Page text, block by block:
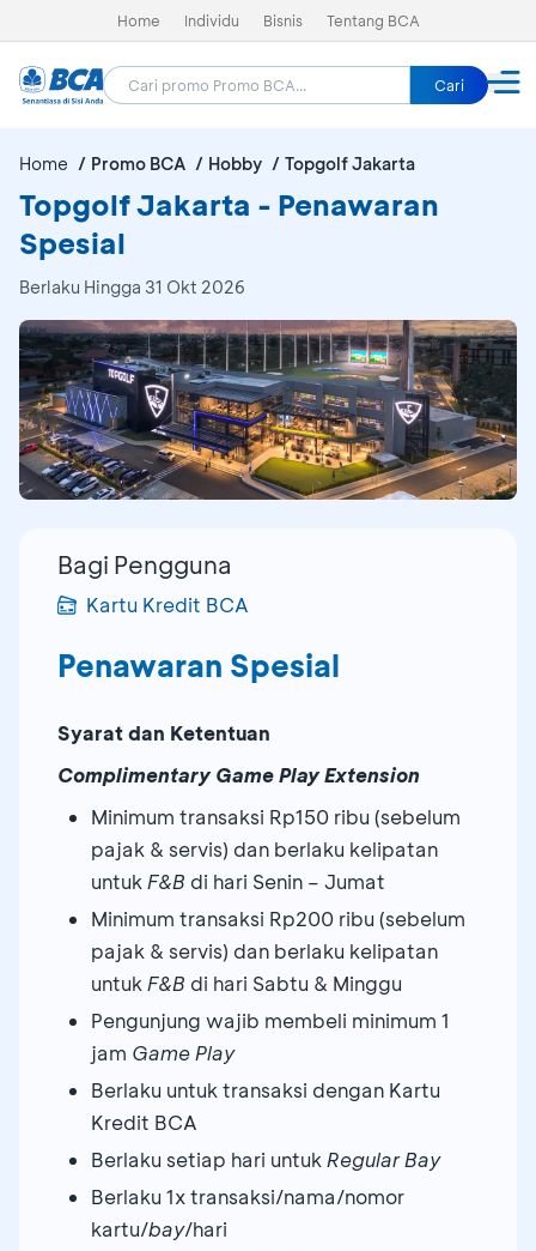
Home Individu Bisnis Tentang BCA
Cari
Home Promo BCA Hobby Topgolf Jakarta
Topgolf Jakarta - Penawaran
Spesial
Berlaku Hingga 31 Okt 2026
Bagi Pengguna
Kartu Kredit BCA
Penawaran Spesial
Syarat dan Ketentuan
Complimentary Game Play Extension
Minimum transaksi Rp150 ribu (sebelum
pajak & servis) dan berlaku kelipatan
untuk F&B di hari Senin – Jumat
Minimum transaksi Rp200 ribu (sebelum
pajak & servis) dan berlaku kelipatan
untuk F&B di hari Sabtu & Minggu
Pengunjung wajib membeli minimum 1
jam Game Play
Berlaku untuk transaksi dengan Kartu
Kredit BCA
Berlaku setiap hari untuk Regular Bay
Berlaku 1x transaksi/nama/nomor
kartu/bay/hari